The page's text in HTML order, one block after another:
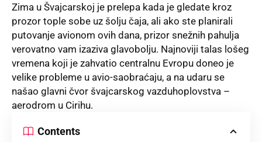
Zima u Švajcarskoj je prelepa kada je gledate kroz
prozor tople sobe uz šolju čaja, ali ako ste planirali
putovanje avionom ovih dana, prizor snežnih pahulja
verovatno vam izaziva glavobolju. Najnoviji talas lošeg
vremena koji je zahvatio centralnu Evropu doneo je
velike probleme u avio-saobraćaju, a na udaru se
našao glavni čvor švajcarskog vazduhoplovstva –
aerodrom u Cirihu.
Contents